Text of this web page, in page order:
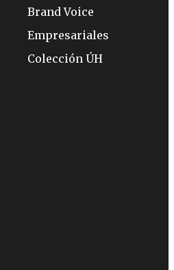
Brand Voice
Empresariales
Colección ÚH